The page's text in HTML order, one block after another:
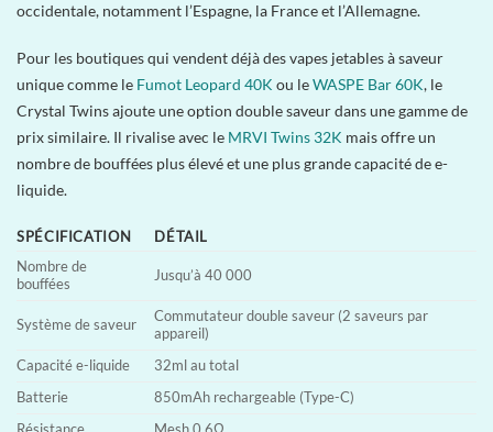
occidentale, notamment l’Espagne, la France et l’Allemagne.
Pour les boutiques qui vendent déjà des vapes jetables à saveur
unique comme le Fumot Leopard 40K ou leWASPE Bar 60K, le
Crystal Twins ajoute une option double saveur dans une gamme de
prix similaire. Il rivalise avec le MRVI Twins 32K mais offre un
nombre de bouffées plus élevé et une plus grande capacité de e-
liquide.
SPÉCIFICATION
DÉTAIL
Nombre de
bouffées
Jusqu’à 40 000
Système de saveur
Commutateur double saveur (2 saveurs par
appareil)
Capacité e-liquide
32ml au total
Batterie
850mAh rechargeable (Type-C)